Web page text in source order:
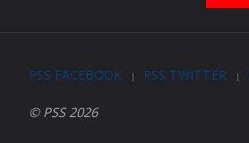
PSS FACEBOOK | PSS TWITTER |
© PSS 2026